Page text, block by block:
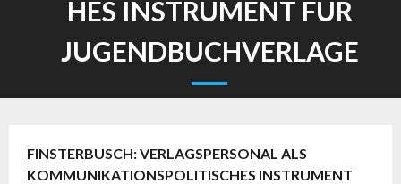
HES INSTRUMENT FÜR
JUGENDBUCHVERLAGE
FINSTERBUSCH: VERLAGSPERSONAL ALS
KOMMUNIKATIONSPOLITISCHES INSTRUMENT